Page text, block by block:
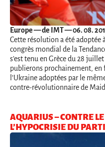
Europe— de IMT — 06. 08.
Cette résolution a été adoptée
congrès mondial de la
s’est tenu en Grèce du 28
publierons prochainement, en
l’Ukraine adoptées par le
contre-révolutionnaire de
AQUARIUS – CONTRE
L’HYPOCRISIE DU